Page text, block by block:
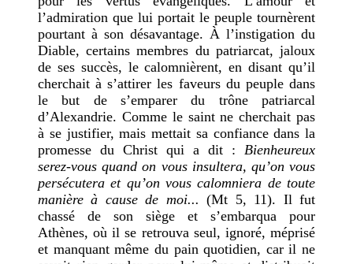
l’admiration que lui portait le peuple tournèrent
pourtant à son désavantage. À l’instigation du
Diable, certains membres du patriarcat, jaloux
de ses succès, le calomnièrent, en disant qu’il
cherchait à s’attirer les faveurs du peuple dans
le but de s’emparer du trône patriarcal
d’Alexandrie. Comme le saint ne cherchait pas
à se justifier, mais mettait sa confiance dans la
promesse du Christ qui a dit : Bienheureux
serez-vous quand on vous insultera, qu’on vous
persécutera et qu’on vous calomniera de toute
manière à cause de moi...(Mt 5, 11). Il fut
chassé de son siège et s’embarqua pour
Athènes, où il se retrouva seul, ignoré, méprisé
et manquant même du pain quotidien, car il ne